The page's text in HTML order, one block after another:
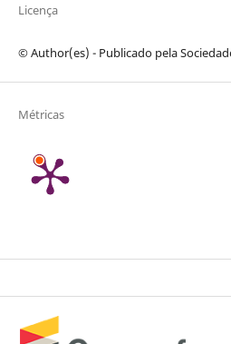
Licença
© Author(es) - Publicado pela
Métricas